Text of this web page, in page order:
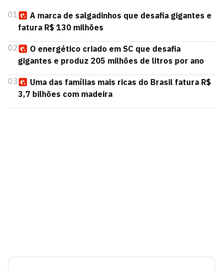
01
A marca de salgadinhos que desafia gigantes e
fatura R$ 130 milhões
02
O energético criado em SC que desafia
gigantes e produz 205 milhões de litros por ano
03
Uma das famílias mais ricas do Brasil fatura R$
3,7 bilhões com madeira